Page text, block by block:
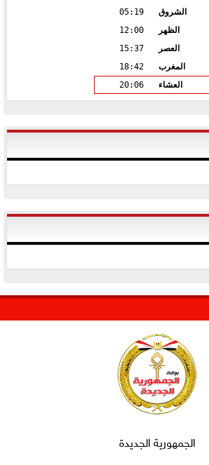
الشروق
05:19
الظهر
12:00
العصر
15:37
المغرب
18:42
العشاء
20:06
الجمهورية الجديدة